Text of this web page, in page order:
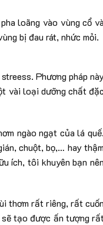
loãng vào vùng cổ và
bị đau rát, nhức mỏi.
Phương pháp
vài loại dưỡng chất đặc
ngào ngạt của lá quế.
chuột, bọ,… hay thậm
ích, tôi khuyên bạn nên
thơm rất riêng, rất cuốn
sẽ tạo được ấn tượng